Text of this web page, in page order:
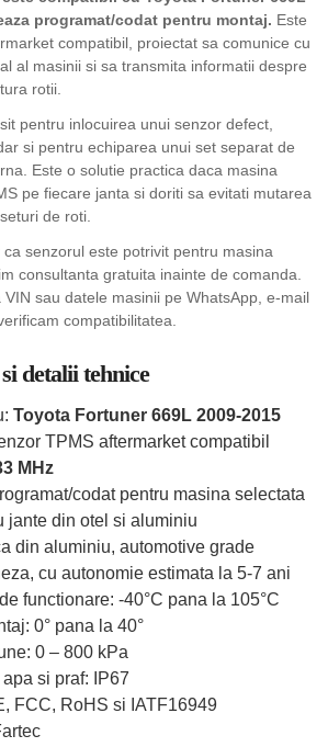
programat/codat pentru montaj. Este
compatibil, proiectat sa comunice cu
al masinii si sa transmita informatii despre
rotii.
pentru inlocuirea unui senzor defect,
si pentru echiparea unui set separat de
Este o solutie practica daca masina
pe fiecare janta si doriti sa evitati mutarea
de roti.
senzorul este potrivit pentru masina
consultanta gratuita inainte de comanda.
sau datele masinii pe WhatsApp, e-mail
compatibilitatea.
detalii tehnice
Toyota Fortuner 669L 2009-2015
TPMS aftermarket compatibil
MHz
codat pentru masina selectata
jante din otel si aluminiu
din aluminiu, automotive grade
cu autonomie estimata la 5-7 ani
functionare: -40°C pana la 105°C
0° pana la 40°
0 – 800 kPa
si praf: IP67
FCC, RoHS si IATF16949